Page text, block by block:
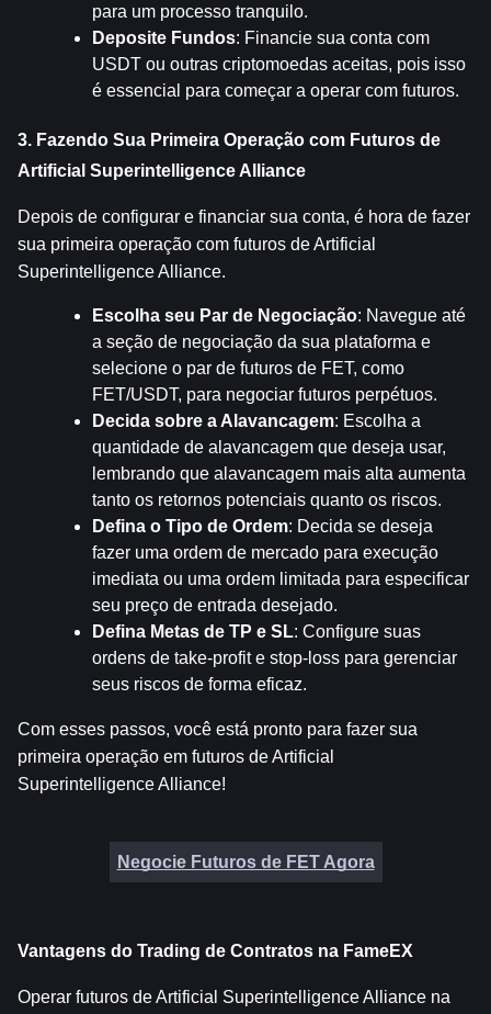
para um processo tranquilo.
Deposite Fundos: Financie sua conta com
USDT ou outras criptomoedas aceitas, pois isso
é essencial para começar a operar com futuros.
3. Fazendo Sua Primeira Operação com Futuros de
Artificial Superintelligence Alliance
Depois de configurar e financiar sua conta, é hora de fazer
sua primeira operação com futuros de Artificial
Superintelligence Alliance.
Escolha seu Par de Negociação: Navegue até
a seção de negociação da sua plataforma e
selecione o par de futuros de FET, como
FET/USDT, para negociar futuros perpétuos.
Decida sobre a Alavancagem: Escolha a
quantidade de alavancagem que deseja usar,
lembrando que alavancagem mais alta aumenta
tanto os retornos potenciais quanto os riscos.
Defina o Tipo de Ordem: Decida se deseja
fazer uma ordem de mercado para execução
imediata ou uma ordem limitada para especificar
seu preço de entrada desejado.
Defina Metas de TP e SL: Configure suas
ordens de take-profit e stop-loss para gerenciar
seus riscos de forma eficaz.
Com esses passos, você está pronto para fazer sua
primeira operação em futuros de Artificial
Superintelligence Alliance!
Negocie Futuros de FET Agora
Vantagens do Trading de Contratos na FameEX
Operar futuros de Artificial Superintelligence Alliance na